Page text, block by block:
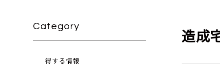
造成
Category
得する情報